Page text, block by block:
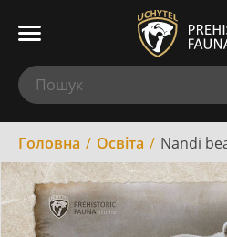
Головна Освіта Nandi